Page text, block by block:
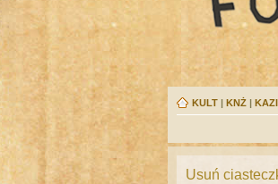
KULT | KNŻ |
Usuń